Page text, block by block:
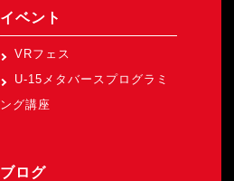
イベント
VRフェス
U-15メタバースプログラミ
ング講座
ブログ